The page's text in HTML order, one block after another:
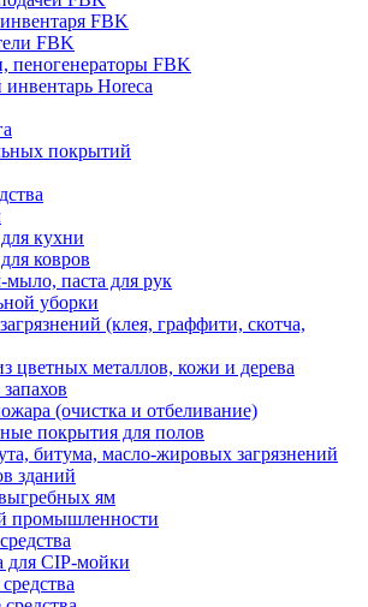
FBK
FBK
пеногенераторы FBK
Horeca
покрытий
кухни
ковров
паста для рук
уборки
(клея, граффити, скотча,
цветных металлов, кожи и дерева
(очистка и отбеливание)
покрытия для полов
битума, масло-жировых загрязнений
зданий
ям
промышленности
для CIP-мойки